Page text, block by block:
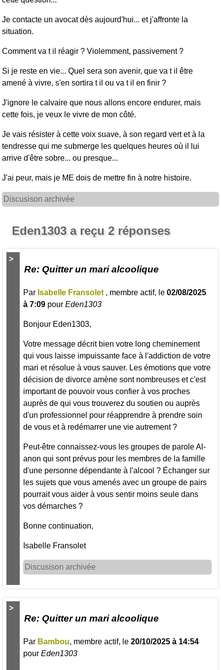
Je contacte un avocat dès aujourd'hui... et j'affronte la
situation.
Comment va t il réagir ? Violemment, passivement ?
Si je reste en vie... Quel sera son avenir, que va t il être
amené à vivre, s'en sortira t il ou va t il en finir ?
J'ignore le calvaire que nous allons encore endurer, mais
cette fois, je veux le vivre de mon côté.
Je vais résister à cette voix suave, à son regard vert et à la
tendresse qui me submerge les quelques heures où il lui
arrive d'être sobre... ou presque...
J'ai peur, mais je ME dois de mettre fin à notre histoire.
Discusison archivée
Eden1303 a reçu 2 réponses
>
Re: Quitter un mari alcoolique
Par Isabelle Fransolet , membre actif, le02/08/2025
à 7:09 pourEden1303
Bonjour Eden1303,
Votre message décrit bien votre long cheminement
qui vous laisse impuissante face à l'addiction de votre
mari et résolue à vous sauver. Les émotions que votre
décision de divorce amène sont nombreuses et c'est
important de pouvoir vous confier à vos proches
auprès de qui vous trouverez du soutien ou auprès
d'un professionnel pour réapprendre à prendre soin
de vous et à redémarrer une vie autrement ?
Peut-être connaissez-vous les groupes de parole Al-
anon qui sont prévus pour les membres de la famille
d'une personne dépendante à l'alcool ? Échanger sur
les sujets que vous amenés avec un groupe de pairs
pourrait vous aider à vous sentir moins seule dans
vos démarches ?
Bonne continuation,
Isabelle Fransolet
Discusison archivée
>
Re: Quitter un mari alcoolique
Par Bambou, membre actif, le20/10/2025 à 14:54
pourEden1303